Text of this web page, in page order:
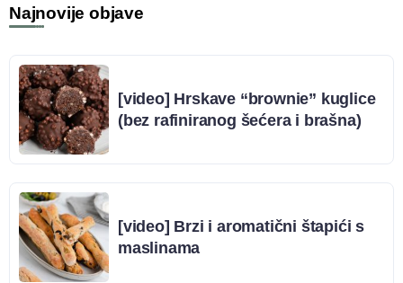
Najnovije objave
[video] Hrskave “brownie” kuglice
(bez rafiniranog šećera i brašna)
[video] Brzi i aromatični štapići s
maslinama